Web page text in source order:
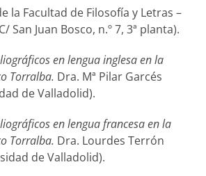
la Facultad de Filosofía y Letras –
San Juan Bosco, n.º 7, 3ª planta).
en lengua inglesa en la
Torralba. Dra. Mª Pilar Garcés
de Valladolid).
en lengua francesa en la
Torralba. Dra. Lourdes Terrón
de Valladolid).